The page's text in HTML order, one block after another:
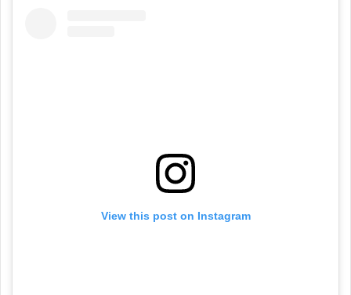
View this post on Instagram